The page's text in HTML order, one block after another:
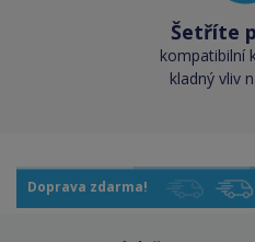
Šetříte
kompatibilní
kladný vliv
Doprava zdarma!